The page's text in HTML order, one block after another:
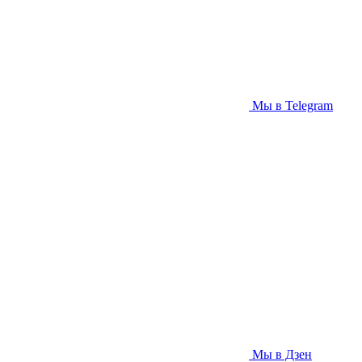
Мы в Telegram
Мы в Дзен